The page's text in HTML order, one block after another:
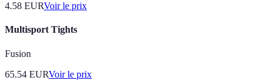
4.58 EURVoir le prix
Multisport Tights
Fusion
65.54 EURVoir le prix